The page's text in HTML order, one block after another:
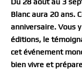
Blanc aura 20 ans.
anniversaire. Vous
éditions, le
cet événement
bien vivre et